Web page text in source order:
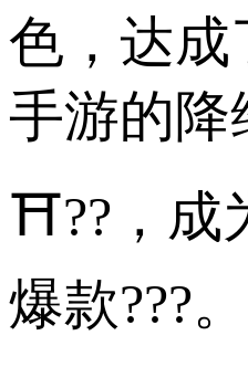
色，达成
手游的降
⛩??，成
爆款???。